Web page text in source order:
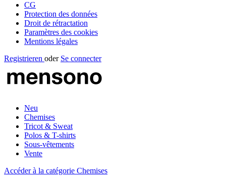
CG
Protection des données
Droit de rétractation
Paramètres des cookies
Mentions légales
Registrieren oder Se connecter
Neu
Chemises
Tricot & Sweat
Polos & T-shirts
Sous-vêtements
Vente
Accéder à la catégorie Chemises